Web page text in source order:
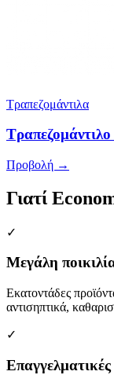
Τραπεζομάντιλα
Προβολή →
Γιατί
✓
Μεγάλη
Εκατοντάδες
αντισηπτικά,
✓